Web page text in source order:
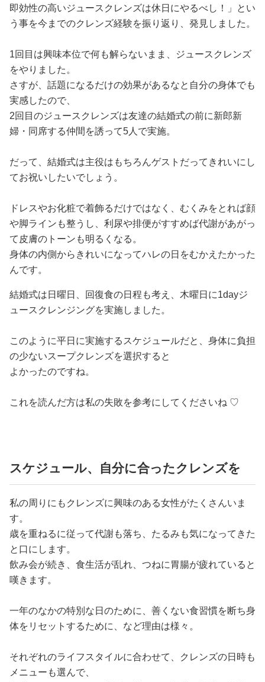
即効性の高いジュースクレンズは休日にやるべし！」とい
う事を今までのクレンズ経験を振り返り、発見しました。
1回目は興味本位で何も解らないまま、ジュースクレンズ
をやりました。
さすが、話題になるだけの効果があるなと自分の身体でも
実感したので、
2回目のジュースクレンズは友達の結婚式の前に新郎新
婦・同席する仲間を誘って5人で実施。
だって、結婚式は主役はもちろんゲストだってきれいにし
てお祝いしたいでしょう。
ドレスやお化粧で着飾るだけではなく、むくみをとれば顔
や脚ラインも整うし、利尿や排便がすすめば代謝があがっ
て皮膚のトーンも明るくなる。
身体の内側からきれいになってハレの日をむかえたかった
んです。
結婚式は日曜日、回復食の日程も考え、木曜日に1dayジ
ュースクレンジングを実施しました。
このように平日に実施するスケジュールだと、身体に負担
の少ないスープクレンズを選択すると
よかったのですね。
これを読んだ方は私の失敗を参考にしてくださいね ♡
スケジュール、自分に合ったクレンズを
私の周りにもクレンズに興味のある女性がたくさんいま
す。
歳を重ねるに従って代謝も落ち、たるみも気になってきた
と口にします。
飲み会が続き、食生活が乱れ、つねに胃腸が疲れていると
嘆きます。
一年のなかの特別な日のために、善くない食習慣を断ち身
体をリセットするために、など理由は様々。
それぞれのライフスタイルに合わせて、クレンズの日時も
メニューも選んで、